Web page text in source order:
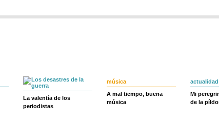
La valentía de los
periodistas
música
A mal tiempo, buena
música
actualidad
Mi
de la